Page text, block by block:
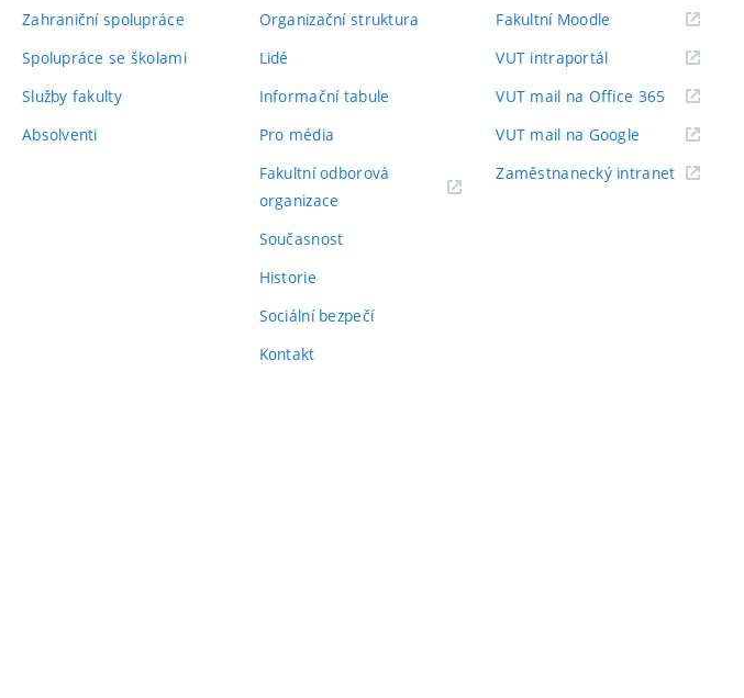
Zahraniční spolupráce
Spolupráce se školami
Služby fakulty
Absolventi
Organizační struktura
Lidé
Informační tabule
Pro média
Fakultní odborová
organizace
Současnost
Historie
Sociální bezpečí
Kontakt
Fakultní Moodle
VUT intraportál(externí
VUT mail na Office 365 (externí
VUT mail na Google (externí
Zaměstnanecký intranet(externí